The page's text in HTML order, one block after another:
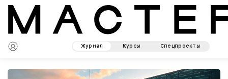
Журнал Курсы Спецпроекты